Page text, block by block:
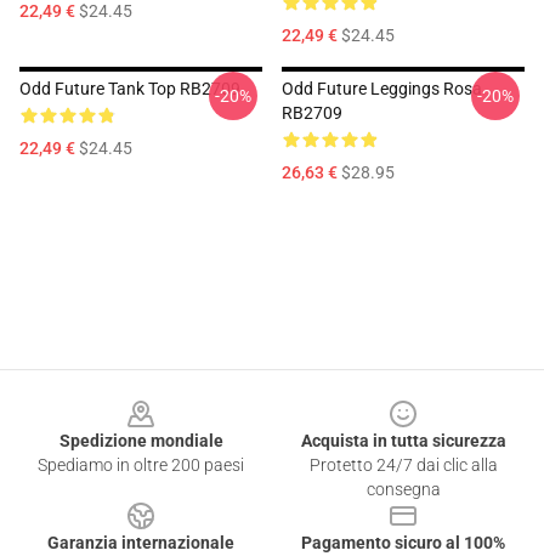
22,49 €$24.45
22,49 €$24.45
Odd Future Tank Top RB2709
22,49 €$24.45
-20%
Odd Future Leggings Rosa
RB2709
26,63 €$28.95
-20%
Spedizione mondiale
Spediamo in oltre 200 paesi
Acquista in tutta sicurezza
Protetto 24/7 dai clic alla
consegna
Garanzia internazionale
Pagamento sicuro al 100%